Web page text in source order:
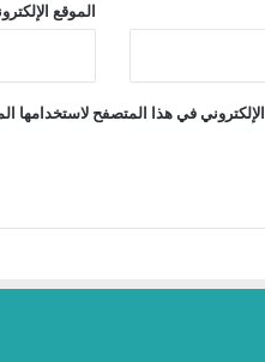
الموقع
في هذا المتصفح لاستخدامها